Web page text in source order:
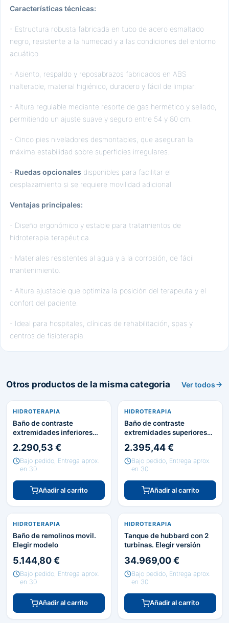
Características técnicas:
- Estructura robusta fabricada en tubo de acero esmaltado
negro, resistente a la humedad y a las condiciones del entorno
acuático.
- Asiento, respaldo y reposabrazos fabricados en ABS
inalterable, material higiénico, duradero y fácil de limpiar.
- Altura regulable mediante resorte de gas hermético y sellado,
permitiendo un ajuste suave y seguro entre 54 y 80 cm.
- Cinco pies niveladores desmontables, que aseguran la
máxima estabilidad sobre superficies irregulares.
- Ruedas opcionales disponibles para facilitar el
desplazamiento si se requiere movilidad adicional.
Ventajas principales:
- Diseño ergonómico y estable para tratamientos de
hidroterapia terapéutica.
- Materiales resistentes al agua y a la corrosión, de fácil
mantenimiento.
- Altura ajustable que optimiza la posición del terapeuta y el
confort del paciente.
- Ideal para hospitales, clínicas de rehabilitación, spas y
centros de fisioterapia.
Otros productos de la misma categoria Ver todos
HIDROTERAPIA
Baño de contraste
extremidades inferiores
2.290,53 €
Bajo pedido, Entrega aprox.
en 30
Añadir al carrito
HIDROTERAPIA
Baño de contraste
extremidades superiores
2.395,44 €
Bajo pedido, Entrega aprox.
en 30
Añadir al carrito
HIDROTERAPIA
Baño de remolinos movil.
Elegir modelo
5.144,80 €
Bajo pedido, Entrega aprox.
en 30
Añadir al carrito
HIDROTERAPIA
Tanque de hubbard con 2
turbinas. Elegir versión
34.969,00 €
Bajo pedido, Entrega aprox.
en 30
Añadir al carrito